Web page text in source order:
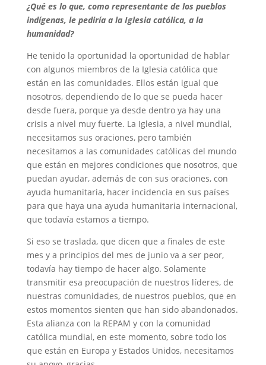
¿Qué es lo que, como representante de los pueblos
indígenas, le pediría a la Iglesia católica, a la
humanidad?
He tenido la oportunidad la oportunidad de hablar
con algunos miembros de la Iglesia católica que
están en las comunidades. Ellos están igual que
nosotros, dependiendo de lo que se pueda hacer
desde fuera, porque ya desde dentro ya hay una
crisis a nivel muy fuerte. La Iglesia, a nivel mundial,
necesitamos sus oraciones, pero también
necesitamos a las comunidades católicas del mundo
que están en mejores condiciones que nosotros, que
puedan ayudar, además de con sus oraciones, con
ayuda humanitaria, hacer incidencia en sus países
para que haya una ayuda humanitaria internacional,
que todavía estamos a tiempo.
Si eso se traslada, que dicen que a finales de este
mes y a principios del mes de junio va a ser peor,
todavía hay tiempo de hacer algo. Solamente
transmitir esa preocupación de nuestros líderes, de
nuestras comunidades, de nuestros pueblos, que en
estos momentos sienten que han sido abandonados.
Esta alianza con la REPAM y con la comunidad
católica mundial, en este momento, sobre todo los
que están en Europa y Estados Unidos, necesitamos